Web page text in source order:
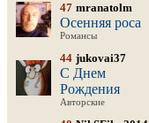
47 mranatolm
Осенняя роса
Романсы
44 jukovai37
С Днем
Рождения
Авторские